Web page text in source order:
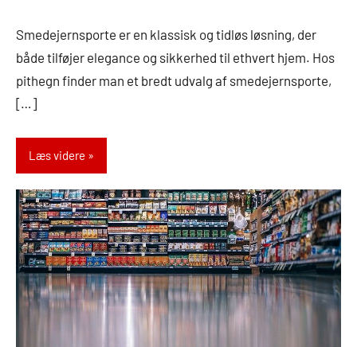
juni
2024
Smedejernsporte er en klassisk og tidløs løsning, der
både tilføjer elegance og sikkerhed til ethvert hjem. Hos
pithegn finder man et bredt udvalg af smedejernsporte,
[…]
Læs videre